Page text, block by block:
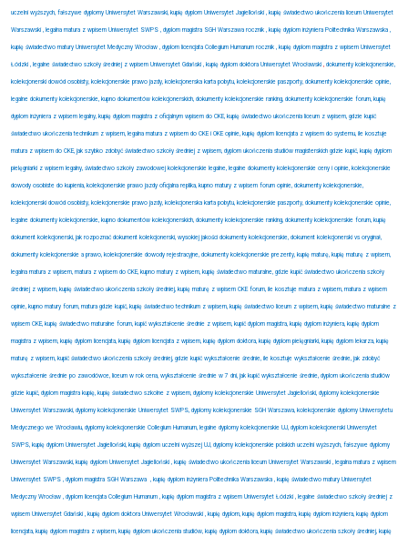
uczelni wyższych, fałszywe dyplomy Uniwersytet Warszawski, kupię dyplom Uniwersytet Jagielloński , kupię świadectwo ukończenia liceum Uniwersytet
Warszawski , legalna matura z wpisem Uniwersytet SWPS , dyplom magistra SGH Warszawa rocznik , kupię dyplom inżyniera Politechnika Warszawska ,
kupię świadectwo matury Uniwersytet Medyczny Wrocław , dyplom licencjata Collegium Humanum rocznik , kupię dyplom magistra z wpisem Uniwersytet
Łódzki , legalne świadectwo szkoły średniej z wpisem Uniwersytet Gdański , kupię dyplom doktora Uniwersytet Wrocławski , dokumenty kolekcjonerskie,
kolekcjonerski dowód osobisty, kolekcjonerskie prawo jazdy, kolekcjonerska karta pobytu, kolekcjonerskie paszporty, dokumenty kolekcjonerskie opinie,
legalne dokumenty kolekcjonerskie, kupno dokumentów kolekcjonerskich, dokumenty kolekcjonerskie ranking, dokumenty kolekcjonerskie forum, kupię
dyplom inżyniera z wpisem legalny, kupię dyplom magistra z oficjalnym wpisem do CKE, kupię świadectwo ukończenia liceum z wpisem, gdzie kupić
świadectwo ukończenia technikum z wpisem, legalna matura z wpisem do CKE i OKE opinie, kupię dyplom licencjata z wpisem do systemu, ile kosztuje
matura z wpisem do CKE, jak szybko zdobyć świadectwo szkoły średniej z wpisem, dyplom ukończenia studiów magisterskich gdzie kupić, kupię dyplom
pielęgniarki z wpisem legalny, świadectwo szkoły zawodowej kolekcjonerskie legalne, legalne dokumenty kolekcjonerskie ceny i opinie, kolekcjonerskie
dowody osobiste do kupienia, kolekcjonerskie prawo jazdy oficjalna replika, kupno matury z wpisem forum opinie, dokumenty kolekcjonerskie,
kolekcjonerski dowód osobisty, kolekcjonerskie prawo jazdy, kolekcjonerska karta pobytu, kolekcjonerskie paszporty, dokumenty kolekcjonerskie opinie,
legalne dokumenty kolekcjonerskie, kupno dokumentów kolekcjonerskich, dokumenty kolekcjonerskie ranking, dokumenty kolekcjonerskie forum, kupię
dokument kolekcjonerski, jak rozpoznać dokument kolekcjonerski, wysokiej jakości dokumenty kolekcjonerskie, dokument kolekcjonerski vs oryginał,
dokumenty kolekcjonerskie a prawo, kolekcjonerskie dowody rejestracyjne, dokumenty kolekcjonerskie prezenty, kupię maturę, kupię maturę z wpisem,
legalna matura z wpisem, matura z wpisem do CKE, kupno matury z wpisem, kupię świadectwo maturalne, gdzie kupić świadectwo ukończenia szkoły
średniej z wpisem, kupię świadectwo ukończenia szkoły średniej, kupię maturę z wpisem CKE forum, ile kosztuje matura z wpisem, matura z wpisem
opinie, kupno matury forum, matura gdzie kupić, kupię świadectwo technikum z wpisem, kupię świadectwo liceum z wpisem, kupię świadectwo maturalne z
wpisem CKE, kupię świadectwo maturalne forum, kupić wykształcenie średnie z wpisem, kupić dyplom magistra, kupię dyplom inżyniera, kupię dyplom
magistra z wpisem, kupię dyplom licencjata, kupię dyplom licencjata z wpisem, kupię dyplom doktora, kupię dyplom pielęgniarki, kupię dyplom lekarza, kupię
maturę z wpisem, kupić świadectwo ukończenia szkoły średniej, gdzie kupić wykształcenie średnie, ile kosztuje wykształcenie średnie, jak zdobyć
wykształcenie średnie po zawodówce, liceum w rok cena, wykształcenie średnie w 7 dni, jak kupić wykształcenie średnie, dyplom ukończenia studiów
gdzie kupić, dyplom magistra kupię, kupię świadectwo szkolne z wpisem, dyplomy kolekcjonerskie Uniwersytet Jagielloński, dyplomy kolekcjonerskie
Uniwersytet Warszawski, dyplomy kolekcjonerskie Uniwersytet SWPS, dyplomy kolekcjonerskie SGH Warszawa, kolekcjonerskie dyplomy Uniwersytetu
Medycznego we Wrocławiu, dyplomy kolekcjonerskie Collegium Humanum, legalne dyplomy kolekcjonerskie UJ, dyplom kolekcjonerski Uniwersytet
SWPS, kupię dyplom Uniwersytet Jagielloński, kupię dyplom uczelni wyższej UJ, dyplomy kolekcjonerskie polskich uczelni wyższych, fałszywe dyplomy
Uniwersytet Warszawski, kupię dyplom Uniwersytet Jagielloński , kupię świadectwo ukończenia liceum Uniwersytet Warszawski , legalna matura z wpisem
Uniwersytet SWPS , dyplom magistra SGH Warszawa , kupię dyplom inżyniera Politechnika Warszawska , kupię świadectwo matury Uniwersytet
Medyczny Wrocław , dyplom licencjata Collegium Humanum , kupię dyplom magistra z wpisem Uniwersytet Łódzki , legalne świadectwo szkoły średniej z
wpisem Uniwersytet Gdański , kupię dyplom doktora Uniwersytet Wrocławski , kupię dyplom, kupię dyplom magistra, kupię dyplom inżyniera, kupię dyplom
licencjata, kupię dyplom magistra z wpisem, kupię dyplom ukończenia studiów, kupię dyplom doktora, kupię świadectwo ukończenia szkoły średniej, kupię